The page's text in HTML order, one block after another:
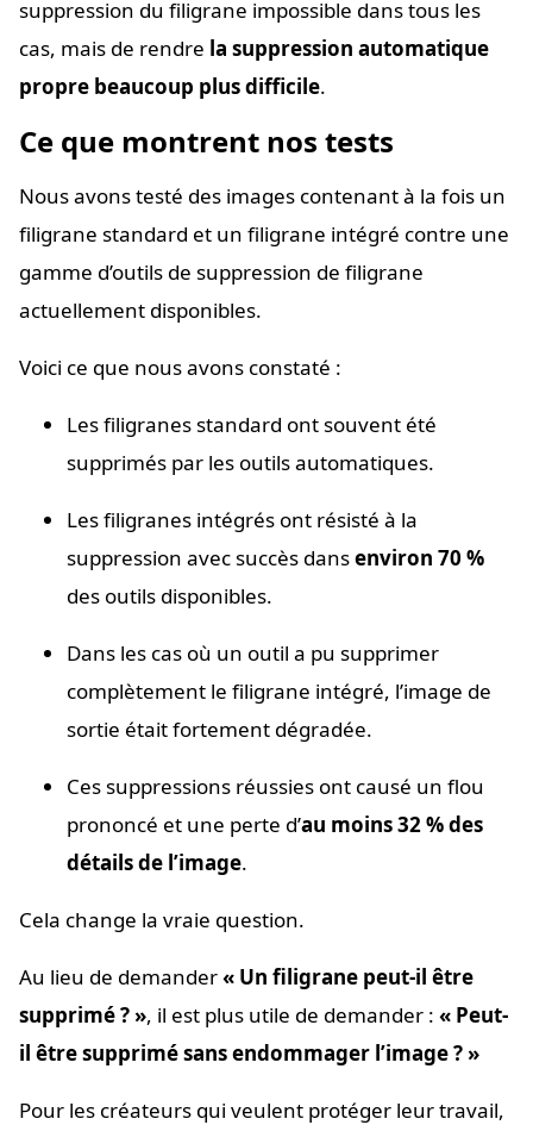
suppression du filigrane impossible dans tous les
cas, mais de rendre la suppression automatique
propre beaucoup plus difficile.
Ce que montrent nos tests
Nous avons testé des images contenant à la fois un
filigrane standard et un filigrane intégré contre une
gamme d’outils de suppression de filigrane
actuellement disponibles.
Voici ce que nous avons constaté :
Les filigranes standard ont souvent été
supprimés par les outils automatiques.
Les filigranes intégrés ont résisté à la
suppression avec succès dansenviron 70 %
des outils disponibles.
Dans les cas où un outil a pu supprimer
complètement le filigrane intégré, l’image de
sortie était fortement dégradée.
Ces suppressions réussies ont causé un flou
prononcé et une perte d’au moins 32 % des
détails de l’image.
Cela change la vraie question.
Au lieu de demander« Un filigrane peut-il être
supprimé ? », il est plus utile de demander : « Peut-
il être supprimé sans endommager l’image ? »
Pour les créateurs qui veulent protéger leur travail,